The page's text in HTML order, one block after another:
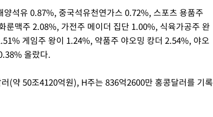
Mute
석유 0.87%, 중국석유천연가스 0.72%, 스포츠 용품주
룬맥주 2.08%, 가전주 메이더 집단 1.00%, 식육가공주 완
게임주 왕이 1.24%, 약품주 야오밍 캉더 2.54%, 야오
올랐다.
(약 50조4120억원), H주는 836억2600만 홍콩달러를 기록